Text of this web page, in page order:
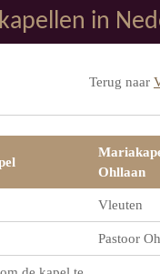
in
Terug naar
Ohllaan
Vleuten
Pastoor